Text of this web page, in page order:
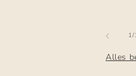
1/
Alles